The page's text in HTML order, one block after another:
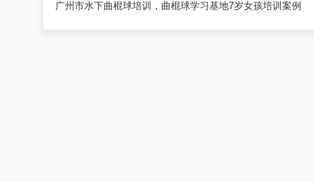
广州市水下曲棍球培训，曲棍球学习基地7岁女孩培训案例